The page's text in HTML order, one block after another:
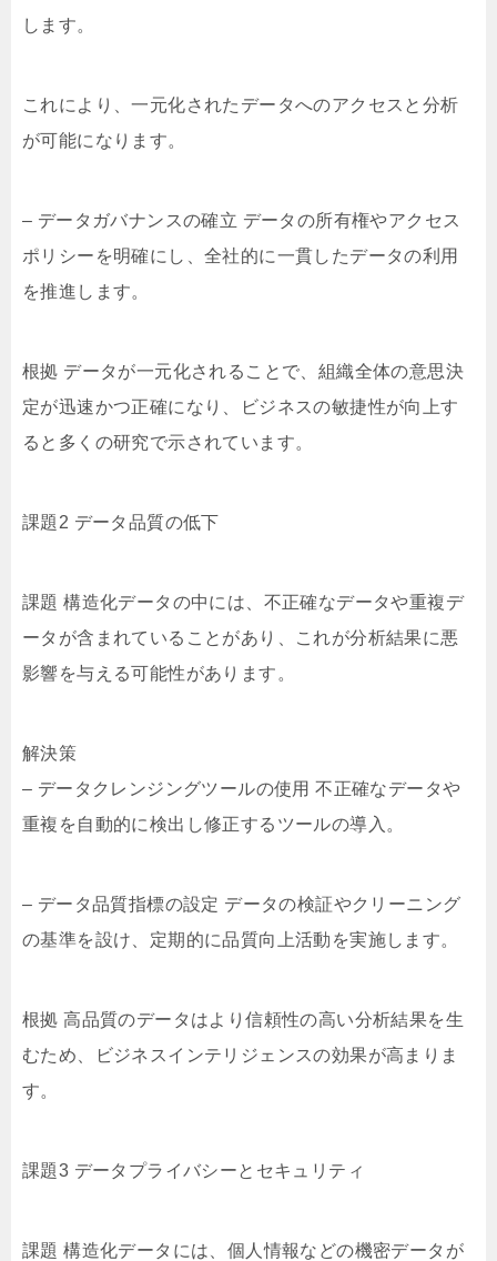
します。
これにより、一元化されたデータへのアクセスと分析
が可能になります。
– データガバナンスの確立 データの所有権やアクセス
ポリシーを明確にし、全社的に一貫したデータの利用
を推進します。
根拠 データが一元化されることで、組織全体の意思決
定が迅速かつ正確になり、ビジネスの敏捷性が向上す
ると多くの研究で示されています。
課題2 データ品質の低下
課題 構造化データの中には、不正確なデータや重複デ
ータが含まれていることがあり、これが分析結果に悪
影響を与える可能性があります。
解決策
– データクレンジングツールの使用 不正確なデータや
重複を自動的に検出し修正するツールの導入。
– データ品質指標の設定 データの検証やクリーニング
の基準を設け、定期的に品質向上活動を実施します。
根拠 高品質のデータはより信頼性の高い分析結果を生
むため、ビジネスインテリジェンスの効果が高まりま
す。
課題3 データプライバシーとセキュリティ
課題 構造化データには、個人情報などの機密データが